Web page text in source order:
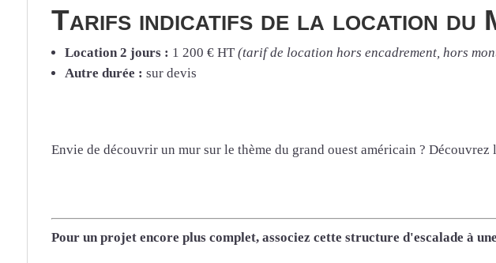
Tarifs indicatifs de la location du
Location 2 jours : 1 200 € HT (tarif de location hors encadrement, hors
Autre durée : sur devis
Envie de découvrir un mur sur le thème du grand ouest américain ? Découvrez
Pour un projet encore plus complet, associez cette structure d'escalade à